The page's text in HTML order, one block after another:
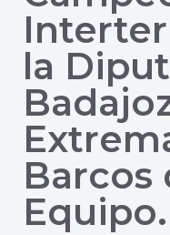
la
Barcos